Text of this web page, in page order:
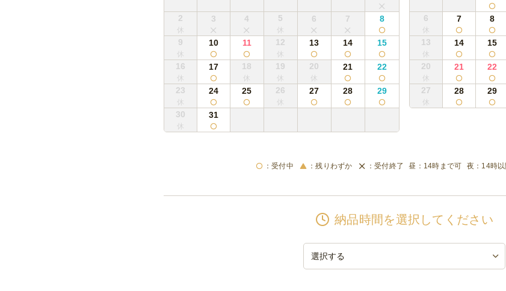
2 3 4 5 6 7 8
9 10 11 12 13 14 15
16 17 18 19 20 21 22
23 24 25 26 27 28 29
30 31
6 7 8
13 14 15
20 21 22
27 28 29
受付中 残りわずか 受付終了 14時まで可 14時
納品時間を選択してください